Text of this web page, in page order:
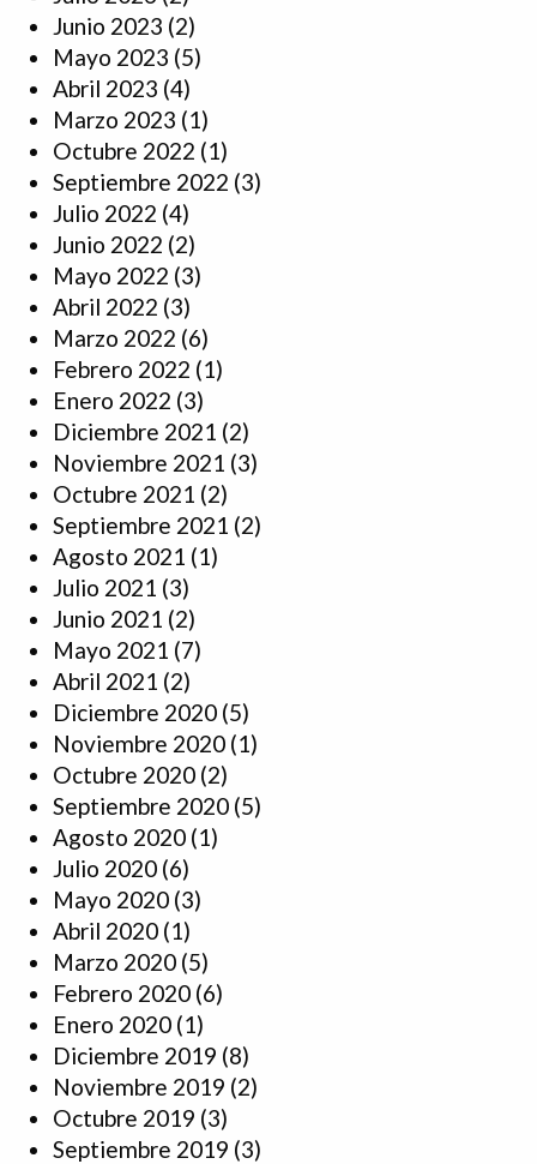
Junio 2023 (2)
Mayo 2023 (5)
Abril 2023 (4)
Marzo 2023 (1)
Octubre 2022 (1)
Septiembre 2022 (3)
Julio 2022 (4)
Junio 2022 (2)
Mayo 2022 (3)
Abril 2022 (3)
Marzo 2022 (6)
Febrero 2022 (1)
Enero 2022 (3)
Diciembre 2021 (2)
Noviembre 2021 (3)
Octubre 2021 (2)
Septiembre 2021 (2)
Agosto 2021 (1)
Julio 2021 (3)
Junio 2021 (2)
Mayo 2021 (7)
Abril 2021 (2)
Diciembre 2020 (5)
Noviembre 2020 (1)
Octubre 2020 (2)
Septiembre 2020 (5)
Agosto 2020 (1)
Julio 2020 (6)
Mayo 2020 (3)
Abril 2020 (1)
Marzo 2020 (5)
Febrero 2020 (6)
Enero 2020 (1)
Diciembre 2019 (8)
Noviembre 2019 (2)
Octubre 2019 (3)
Septiembre 2019 (3)